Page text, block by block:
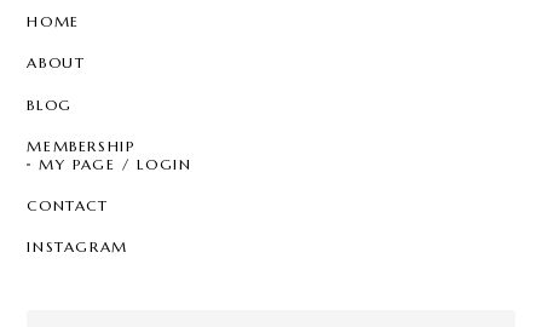
HOME
ABOUT
BLOG
MEMBERSHIP
MY PAGE / LOGIN
CONTACT
INSTAGRAM